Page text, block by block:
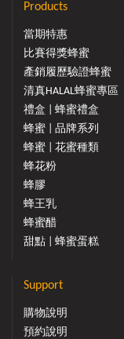
Products
當期特惠
比賽得獎蜂蜜
產銷履歷驗證蜂蜜
清真HALAL蜂蜜專區
禮盒 | 蜂蜜禮盒
蜂蜜 | 品牌系列
蜂蜜 | 花蜜種類
蜂花粉
蜂膠
蜂王乳
蜂蜜醋
甜點 | 蜂蜜蛋糕
Support
購物說明
預約說明